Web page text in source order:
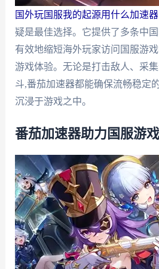
国外玩国服我的起源用什么加速器
疑是最佳选择。它提供了多条中
有效地缩短海外玩家访问国服游
游戏体验。无论是打击敌人、采
斗,番茄加速器都能确保流畅稳定
沉浸于游戏之中。
番茄加速器助力国服游